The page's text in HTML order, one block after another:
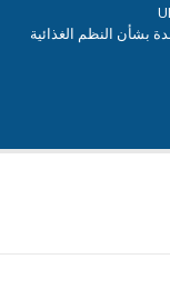
بشأن النظم الغذائية